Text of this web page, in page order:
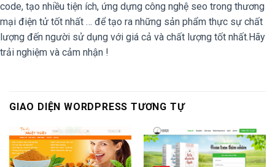
code, tạo nhiều tiện ích, ứng dựng công nghệ seo trong thương
mại điện tử tốt nhất … để tạo ra những sản phẩm thực sự chất
lượng đến người sử dụng với giá cả và chất lượng tốt nhất.Hãy
trải nghiệm và cảm nhận !
GIAO DIỆN WORDPRESS TƯƠNG TỰ